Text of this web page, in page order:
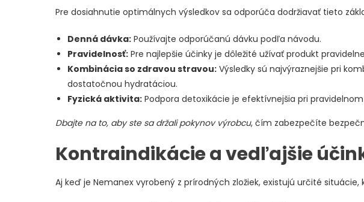
Pre dosiahnutie optimálnych výsledkov sa odporúča dodržiavať tieto
Denná dávka: Používajte odporúčanú dávku podľa návodu.
Pravidelnosť: Pre najlepšie účinky je dôležité užívať produkt
Kombinácia so zdravou stravou: Výsledky sú najvýraznejšie pri
dostatočnou hydratáciou.
Fyzická aktivita: Podpora detoxikácie je efektívnejšia pri
Dbajte na to, aby ste sa držali pokynov výrobcu, čím zabezpečíte
Kontraindikácie a vedľajšie
Aj keď je Nemanex vyrobený z prírodných zložiek, existujú určité